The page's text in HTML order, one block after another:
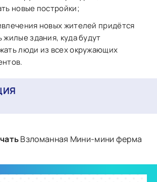
новые постройки;
новых жителей придётся
жилые здания, куда будут
люди из всех окружающих
Взломанная Мини-мини ферма